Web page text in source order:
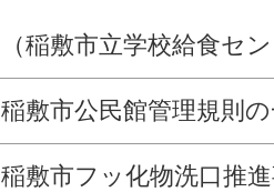
（稲敷市立学校給食セ
稲敷市公民館管理規則
稲敷市フッ化物洗口推